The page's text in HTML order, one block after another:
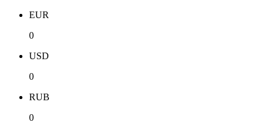
EUR
0
USD
0
RUB
0